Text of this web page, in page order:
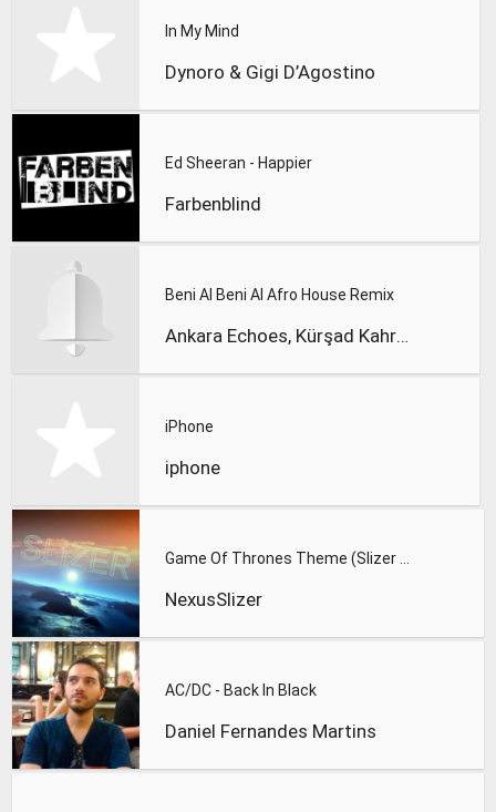
In My Mind
Dynoro & Gigi D’Agostino
Ed Sheeran - Happier
Farbenblind
Beni Al Beni Al Afro House Remix
Ankara Echoes, Kürşad Kahraman
iPhone
iphone
NexusSlizer
AC/DC - Back In Black
Daniel Fernandes Martins